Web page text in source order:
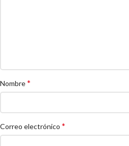
Nombre*
Correo electrónico *